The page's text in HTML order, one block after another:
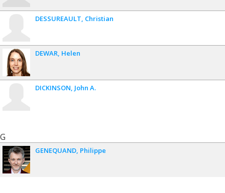
DESSUREAULT Christian
DEWAR Helen
DICKINSON John A.
G
GENEQUAND Philippe